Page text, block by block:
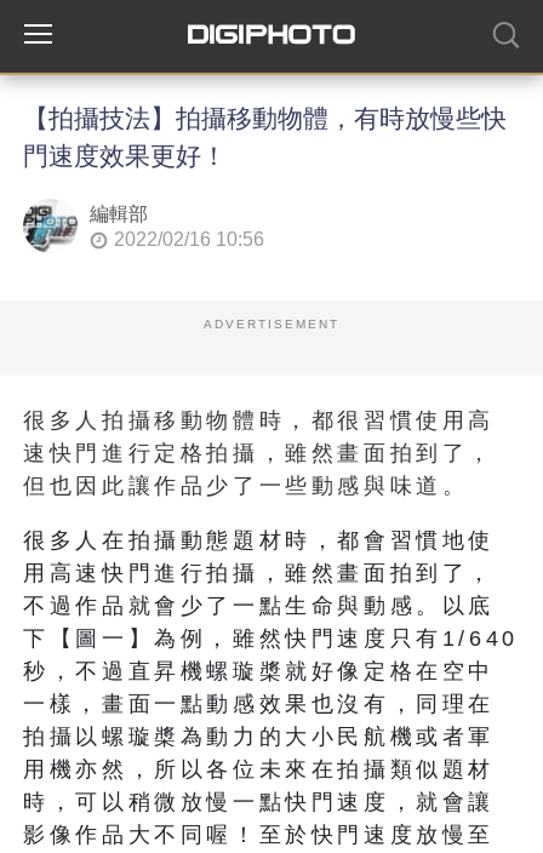
【拍攝技法】拍攝移動物體，有時放慢些快
門速度效果更好！
編輯部
2022/02/16 10:56
ADVERTISEMENT
很多人拍攝移動物體時，都很習慣使用高
速快門進行定格拍攝，雖然畫面拍到了，
但也因此讓作品少了一些動感與味道。
很多人在拍攝動態題材時，都會習慣地使
用高速快門進行拍攝，雖然畫面拍到了，
不過作品就會少了一點生命與動感。以底
下【圖一】為例，雖然快門速度只有1/640
秒，不過直昇機螺璇槳就好像定格在空中
一樣，畫面一點動感效果也沒有，同理在
拍攝以螺璇槳為動力的大小民航機或者軍
用機亦然，所以各位未來在拍攝類似題材
時，可以稍微放慢一點快門速度，就會讓
影像作品大不同喔！至於快門速度放慢至